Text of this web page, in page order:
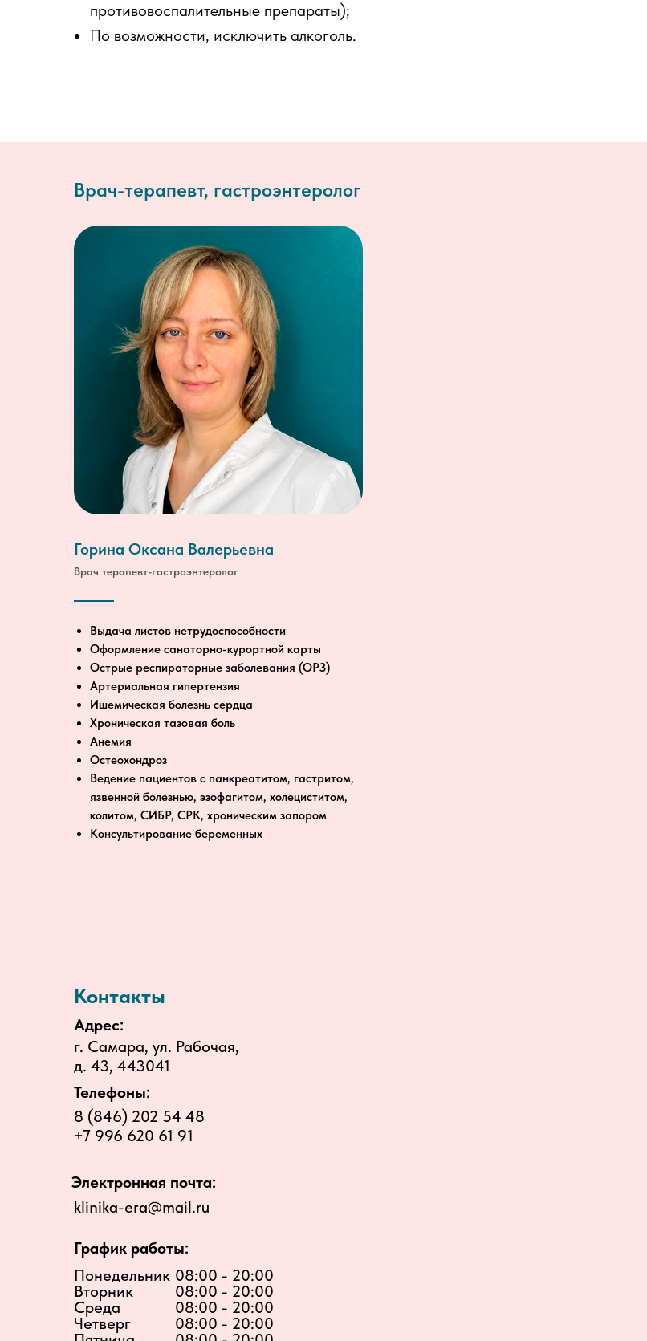
противовоспалительные препараты);
По возможности, исключить алкоголь.
Врач-терапевт, гастроэнтеролог
Горина Оксана Валерьевна
Врач терапевт-гастроэнтеролог
Выдача листов нетрудоспособности
Оформление санаторно-курортной карты
Острые респираторные заболевания (ОРЗ)
Артериальная гипертензия
Ишемическая болезнь сердца
Хроническая тазовая боль
Анемия
Остеохондроз
Ведение пациентов с панкреатитом, гастритом,
язвенной болезнью, эзофагитом, холециститом,
колитом, СИБР, СРК, хроническим запором
Консультирование беременных
Контакты
Адрес:
График работы:
Телефоны:
Электронная почта:
г. Самара, ул. Рабочая,
д. 43, 443041
Понедельник
Вторник
Среда
Четверг
klinika-era@mail.ru
8 (846) 202 54 48
+7 996 620 61 91
08:00 - 20:00
08:00 - 20:00
08:00 - 20:00
08:00 - 20:00